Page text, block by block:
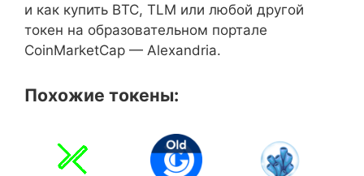
и как купить BTC, TLM или любой другой
токен на образовательном портале
CoinMarketCap — Alexandria.
Похожие токены: